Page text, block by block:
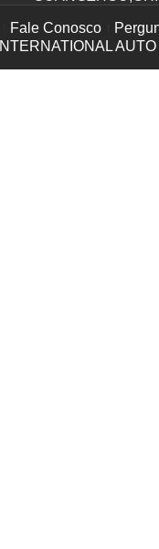
Fale Conosco
INTERNATIONAL